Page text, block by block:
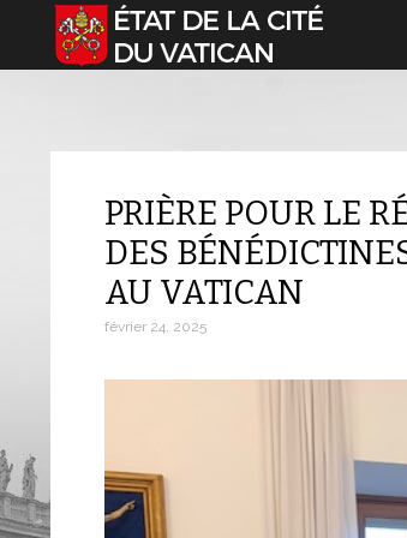
Sélectionnez votre langue
PRIÈRE POUR LE
DES
AU VATICAN
février 24, 2025